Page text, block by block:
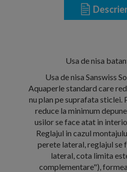
Usa de nisa
Usa de nisa Sanswiss
Aquaperle standard care
nu plan pe suprafata sticlei.
reduce la minimum
usilor se face atat in
Reglajul in cazul
perete lateral, reglajul se
lateral, cota limita
complementare"),